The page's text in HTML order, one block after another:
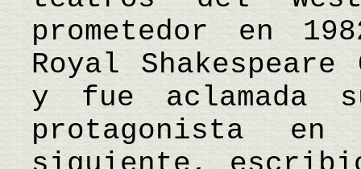
prometedor en
Royal Shakespeare
y fue aclamada
protagonista